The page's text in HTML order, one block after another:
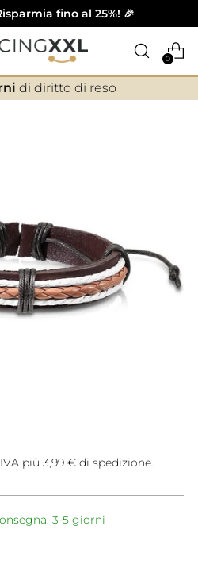
fino al 25%! 🎉
0
✕
di diritto di reso
più 3,99 € di spedizione.
3-5 giorni